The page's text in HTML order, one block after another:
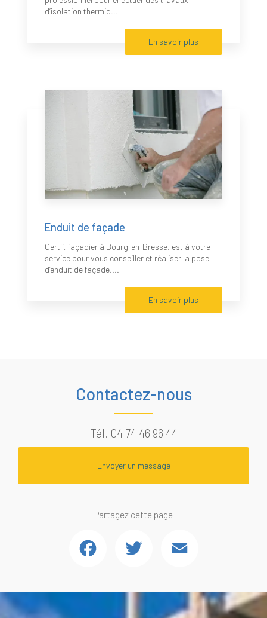
d’isolation thermiq...
En savoir plus
Enduit de façade
Certif, façadier à Bourg-en-Bresse, est à votre
service pour vous conseiller et réaliser la pose
d’enduit de façade....
En savoir plus
Contactez-nous
Tél. 04 74 46 96 44
Envoyer un message
Partagez cette page